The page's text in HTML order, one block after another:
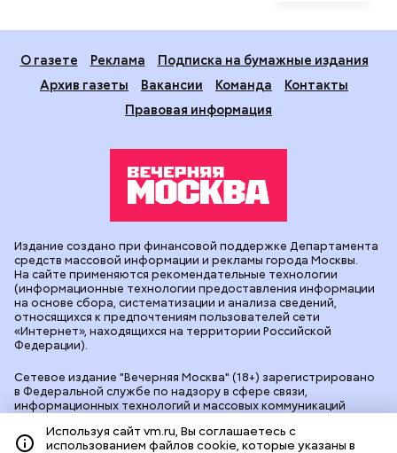
О газете Реклама
Подписка на бумажные издания
Архив газеты
Вакансии Команда
Контакты
Правовая информация
Сетевое издание "Вечерняя Москва" (18+) зарегистрировано
в Федеральной службе по надзору в сфере связи,
информационных технологий и массовых коммуникаций
90524 от 09.12.2025. Учредитель: АО "Редакция газеты
"Вечерняя Москва". Главный редактор vm.ru: Александр
Издание создано при финансовой поддержке Департамента
средств массовой информации и рекламы города Москвы.
На сайте применяются рекомендательные технологии
(информационные технологии предоставления информации
на основе сбора, систематизации и анализа сведений,
относящихся к предпочтениям пользователей сети
«Интернет», находящихся на территории Российской
Федерации).
Используя сайт vm.ru, Вы соглашаетесь с
использованием файлов cookie, которые указаны в